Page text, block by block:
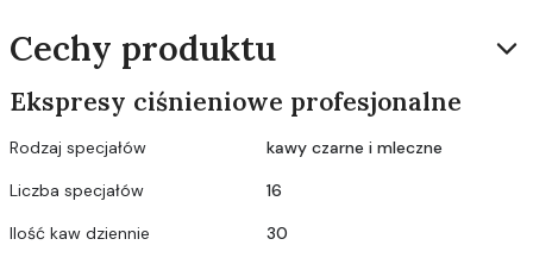
Cechy produktu
Ekspresy ciśnieniowe profesjonalne
Rodzaj specjałów
kawy czarne i mleczne
Liczba specjałów
16
Ilość kaw dziennie
30